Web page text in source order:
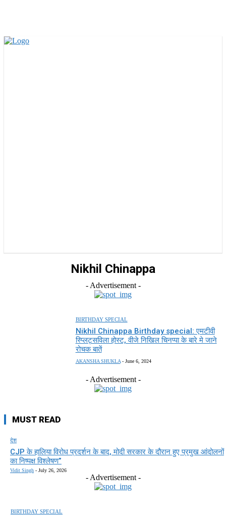
Nikhil Chinappa
- Advertisement -
BIRTHDAY SPECIAL
Nikhil Chinappa Birthday special: एमटीवी
स्प्लिट्सविला होस्ट, वीजे निखिल चिनप्पा के बारे मे जाने
रोचक बातें
AKANSHA SHUKLA - June 6, 2024
- Advertisement -
MUST READ
देश
CJP के हालिया विरोध प्रदर्शन के बाद, मोदी सरकार के दौरान हुए प्रमुख आंदोलनों
का निष्पक्ष विश्लेषण”
Vidit Singh - July 26, 2026
- Advertisement -
BIRTHDAY SPECIAL